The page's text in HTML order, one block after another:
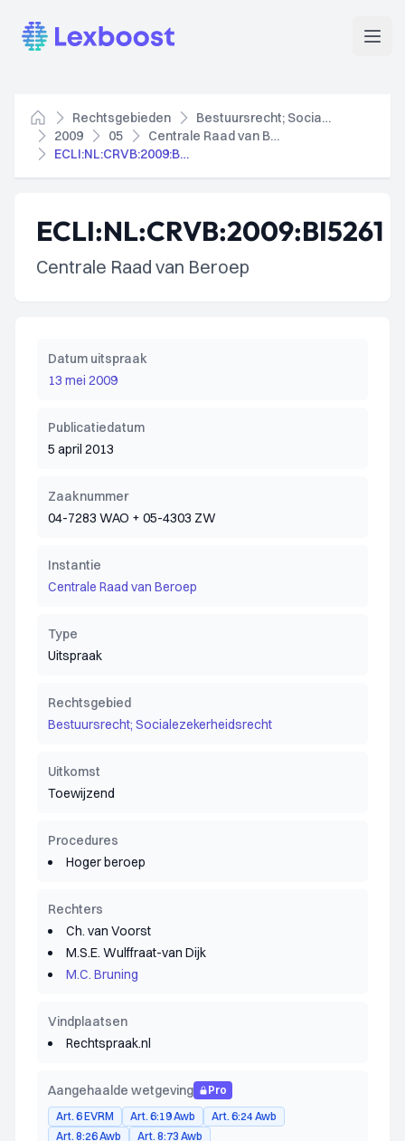
Lexboost
Home
Rechtsgebieden
Bestuursrecht; Socialezekerheidsrecht
2009
05
Centrale Raad van Beroep
ECLI:NL:CRVB:2009:BI5261
ECLI:NL:CRVB:2009:BI5261
Centrale Raad van Beroep
Datum uitspraak
13 mei 2009
Publicatiedatum
5 april 2013
Zaaknummer
04-7283 WAO + 05-4303 ZW
Instantie
Centrale Raad van Beroep
Type
Uitspraak
Rechtsgebied
Bestuursrecht; Socialezekerheidsrecht
Uitkomst
Toewijzend
Procedures
Hoger beroep
Rechters
Ch. van Voorst
M.S.E. Wulffraat-van Dijk
M.C. Bruning
Vindplaatsen
Rechtspraak.nl
Aangehaalde wetgeving
Pro
Art. 6 EVRM
Art. 6:19 Awb
Art. 6:24 Awb
Art. 8:26 Awb
Art. 8:73 Awb